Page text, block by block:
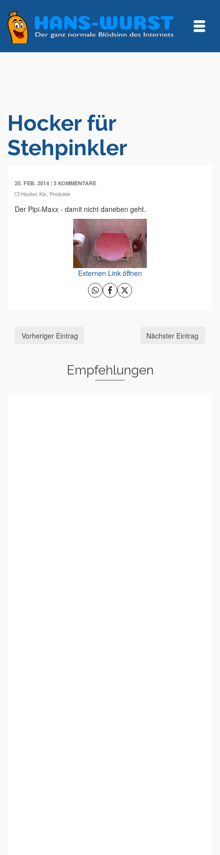
Hocker für
Stehpinkler
25. FEB. 2014 | 3 KOMMENTARE
Hocker, Klo, Produkte
Der Pipi-Maxx - damit nicht daneben geht.
Externen Link öffnen
Vorheriger Eintrag Nächster Eintrag
Empfehlungen